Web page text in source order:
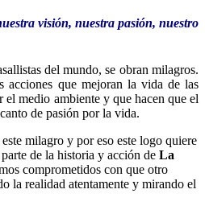
visión, nuestra pasión, nuestro
del mundo, se obran milagros.
acciones que mejoran la vida de las
el medio ambiente y que hacen que el
de pasión por la vida.
milagro y por eso este logo quiere
de la historia y acción de La
comprometidos con que otro
la realidad atentamente y mirando el